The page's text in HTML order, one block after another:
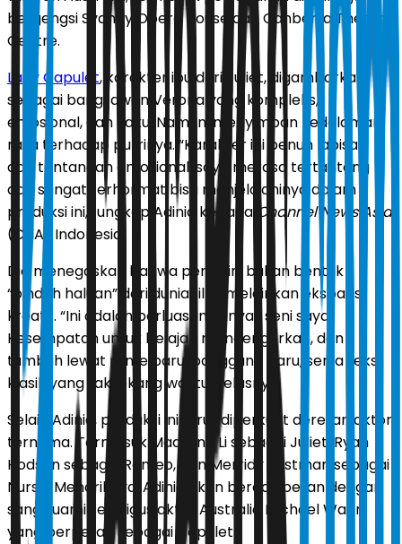
bergengsi Sydney Opera House dan Canberra Theatre
Centre.
Lady Capulet, karakter ibu dari Juliet, digambarkan
sebagai bangsawan Verona yang kompleks,
emosional, dan kaku. Namun, menyimpan kedalaman
rasa terhadap putrinya. “Karakter ini penuh lapisan
dan tantangan emosional, saya merasa tertantang
dan sangat terhormat bisa menjelajahinya dalam
produksi ini,” ungkap Adinia kepada Channel News Asia
(CNA) Indonesia.
Dia menegaskan bahwa peran ini bukan bentuk
“pindah haluan” dari dunia film, melainkan ekspansi
kreatif. “Ini adalah perluasan kanvas seni saya.
Kesempatan untuk belajar, mendengarkan, dan
tumbuh lewat ritme baru, panggung baru, serta teks
klasik yang tak lekang waktu,” jelasnya.
Selain Adinia, produksi ini turut diperkuat deretan aktor
ternama. Termasuk Madeline Li sebagai Juliet, Ryan
Hodson sebagai Romeo, dan Merridy Eastman sebagai
Nurse. Menariknya, Adinia akan beradu peran dengan
sang suami sekaligus aktor Australia Michael Wahr,
yang berperan sebagai Capulet.